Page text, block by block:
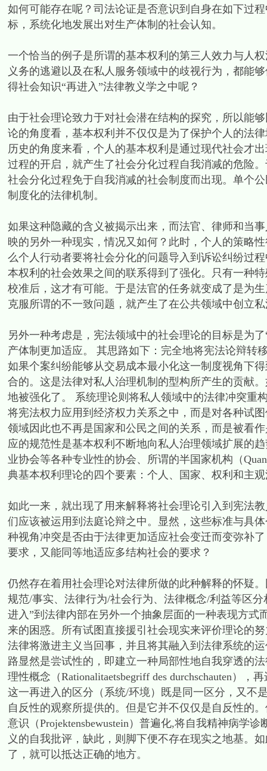
如何可能存在呢？司法论证是否意识到自身在如下过
标，系统化地发展出对生产体制的社会认知。
一个恰当的例子是所谓的基本权利的第三人效力与人
义务的逃避以及在私人服务领域中的歧视行为，都能
得社会知识“再进入”法律教义学之中呢？
由于社会理论致力于对社会潜在结构的探究，所以能
论的角度看，基本权利并不仅仅是为了保护个人的法
历史的角度来看，个人的基本权利是通过现代社会才
过程的开启，就产生了社会分化过程自我消减的危险
社会分化过程免于自我消减的社会制度而出现。单个
制度化的法律机制。
如果这种隐藏的含义被揭示出来，而法官、律师和当
映的另外一种现实，情况又如何？此时，个人的策略
么个人行动者要将社会分化的问题导入到诉讼纠纷过
本权利的社会效果之间的联系得到了强化。只有一种
校准后，这才有可能。于是法官的任务就变成了是为
克服所谓的不一致问题，就产生了在公共领域中创立
另外一种考虑是，宪法领域中的社会理论的目标是为
产体制更加适应。 其思路如下：完全地将宪法论辩转
如果个案纠纷能够从交易成本最小化这一制度视角下
合的。这是法律对私人治理机制的型构所产生的贡献
地被强化了。 系统理论则将私人领域中的法律冲突重
将宪法权力应用到经济权力关系之中，而是对各种试
领域因此也不再是国家和公民之间的关系，而是被看
应的规范性是基本权利不断地向私人治理领域扩展的
业协会等各种专业性的协会、所谓的半国家机构（
典基本权利理论的四个要素：个人、国家、权利和主
如此一来，就出现了用来解释将社会理论引入到宪法
们应该被运用到法庭论辩之中。显然，这些标准与具
种视角冲突是否由于法律更加适应社会变迁而变弥补
要求，又能同等地适应多结构社会的要求？
仍然存在着用社会理论对法律所做的此种解释的怀疑
规范/事实、法律行为/社会行为、法律概念/利益等区
进入”到法律内部在另外一个抽象层面的一种表现方
来的困惑。所有试图直接援引社会现实来评价理论的
法律将激进主义当回事，并且将其融入到法律系统的
路显然是尝试性的，即建立一种局部性地自我穿透的
理性概念（Rationalitaetsbegriff des durchschauten），再
这一再进入的区分（系统/环境）既是同一区分，又不
自反性的观察所提供的。但是它并不仅仅是自反性的
意识（Projektensbewustein）普遍化,将自我精神病学
义的自我批评，缺此，则脚下便不存在现实之地基。
了，就可以抵达正确的地方。